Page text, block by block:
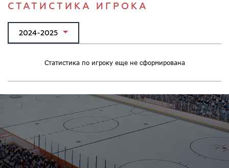
СТАТИСТИКА ИГРОКА
2024-2025
Статистика по игроку еще не сформирована